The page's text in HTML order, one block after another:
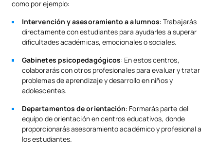
*Caractère : FB : Formation Basique, Ob : Obligatoire, Op :
Optionnel
Montserrat
Suárez Alonso
Vous pouvez consulter la liste complèteici.
Placements et stages
internationaux
rencontrer de nouveaux collègues du monde entier et donner
un coup de pouce à votre carrière dans le secteur
international. Pour plus d'informations, veuillez contacter le
bureau des relations internationales
como por ejemplo:
Intervención y asesoramiento a alumnos: Trabajarás
directamente con estudiantes para ayudarles a superar
dificultades académicas, emocionales o sociales.
Gabinetes psicopedagógicos: En estos centros,
colaborarás con otros profesionales para evaluar y tratar
problemas de aprendizaje y desarrollo en niños y
adolescentes.
Departamentos de orientación: Formarás parte del
equipo de orientación en centros educativos, donde
proporcionarás asesoramiento académico y profesional a
los estudiantes.